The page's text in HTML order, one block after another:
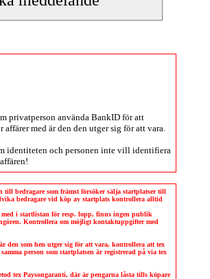
privatperson använda BankID för att
med är den den utger sig för att vara.
identiteten och personen inte vill identifiera
affären!
till bedragare som främst försöker sälja startplatser till
bedragare vid köp av startplats kontrollera alltid
i startlistan för resp. lopp, finns ingen publik
Kontrollera om möjligt kontaktuppgifter med
den som hen utger sig för att vara, kontrollera att tex
person som startplatsen är registrerad på via tex
tex Paysongaranti, där är pengarna låsta tills köpare